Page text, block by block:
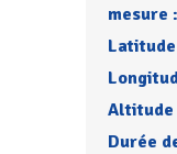
mesure :
Altitude
Durée